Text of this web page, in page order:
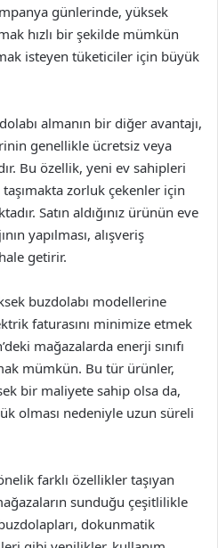
günlerinde, yüksek
hızlı bir şekilde mümkün
isteyen tüketiciler için büyük
almanın bir diğer avantajı,
genellikle ücretsiz veya
Bu özellik, yeni ev sahipleri
zorluk çekenler için
Satın aldığınız ürünün eve
yapılması, alışveriş
getirir.
buzdolabı modellerine
faturasını minimize etmek
mağazalarda enerji sınıfı
mümkün. Bu tür ürünler,
bir maliyete sahip olsa da,
olması nedeniyle uzun süreli
farklı özellikler taşıyan
sunduğu çeşitlilikle
dokunmatik